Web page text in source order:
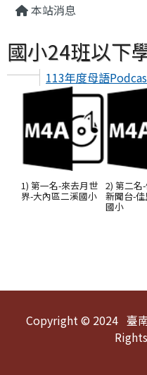
本站消息
國小24班以下
113年度母語
1) 第一名-來去月世
界-大內區二溪國小
2) 第二名
新聞台-
國小
頁尾區域內容
Copyright © 2024 臺